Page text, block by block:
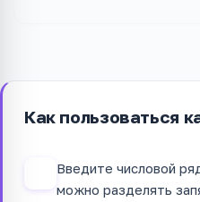
Как пользоваться
Введите числовой
можно разделять